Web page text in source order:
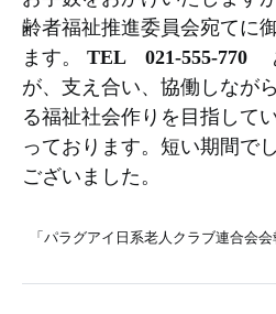
齢者福祉推進委員会宛てに
ます。 TEL 021-555-770
が、支え合い、協働しなが
る福祉社会作りを目指して
っております。短い期間で
ございました。
「パラグアイ日系老人クラブ連合会